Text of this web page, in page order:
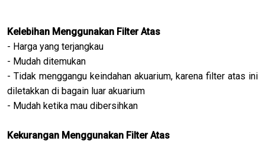
Kelebihan Menggunakan Filter Atas
- Harga yang terjangkau
- Mudah ditemukan
- Tidak menggangu keindahan akuarium, karena filter atas ini
diletakkan di bagain luar akuarium
- Mudah ketika mau dibersihkan
Kekurangan Menggunakan Filter Atas